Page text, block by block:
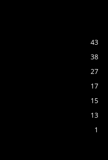
43
38
27
17
15
13
1